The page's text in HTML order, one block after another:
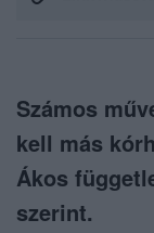
Számos
kell más
Ákos
szerint.